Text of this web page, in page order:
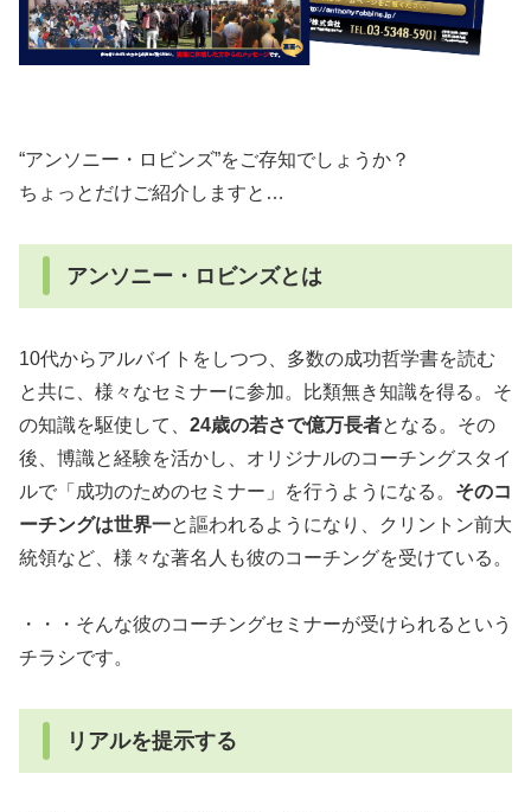
“アンソニー・ロビンズ”をご存知でしょうか？
ちょっとだけご紹介しますと…
アンソニー・ロビンズとは
10代からアルバイトをしつつ、多数の成功哲学書を読む
と共に、様々なセミナーに参加。比類無き知識を得る。そ
の知識を駆使して、 24歳の若さで億万長者となる。 その
後、博識と経験を活かし、オリジナルのコーチングスタイ
ルで「成功のためのセミナー」を行うようになる。 そのコ
ーチングは世界一と謳われるようになり、クリントン前大
統領など、様々な著名人も彼のコーチングを受けている。
・・・そんな彼のコーチングセミナーが受けられるという
チラシです。
リアルを提示する